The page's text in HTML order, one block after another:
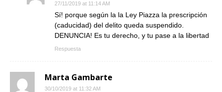
27/11/2019 at 11:14 AM
Sí! porque según la la Ley Piazza la prescripción
(caducidad) del delito queda suspendido.
DENUNCIA! Es tu derecho, y tu pase a la libertad
Respuesta
Marta Gambarte
30/10/2019 at 11:32 AM